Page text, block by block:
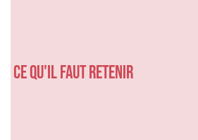
Ce qu'il faut retenir